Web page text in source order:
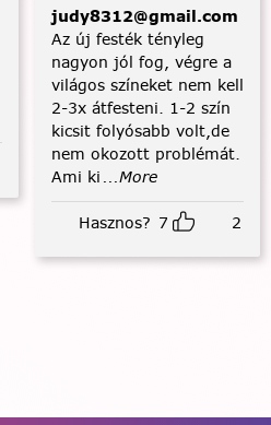
judy8312@gmail.com
Az új festék tényleg
nagyon jól fog, végre a
világos színeket nem kell
2-3x átfesteni. 1-2 szín
kicsit folyósabb volt,de
nem okozott problémát.
Ami ki ...More
Hasznos? 7 2